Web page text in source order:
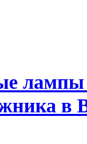
лампы
в